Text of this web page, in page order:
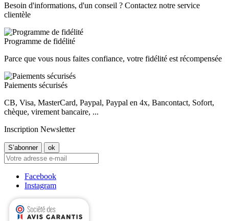
Besoin d'informations, d'un conseil ? Contactez notre service
clientèle
Programme de fidélité
Parce que vous nous faites confiance, votre fidélité est récompensée
Paiements sécurisés
CB, Visa, MasterCard, Paypal, Paypal en 4x, Bancontact, Sofort,
chèque, virement bancaire, ...
Inscription Newsletter
Facebook
Instagram